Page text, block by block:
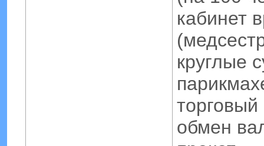
кабинет
круглые
торговый
обмен